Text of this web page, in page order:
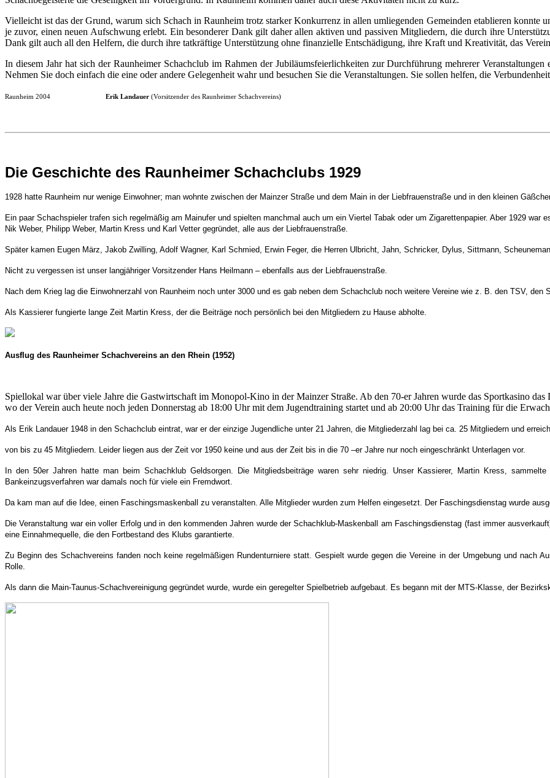
Vielleicht ist das der Grund, warum sich Schach in Raunheim trotz starker Konkurrenz in allen umliegenden Gemeinden etablieren konnte
je zuvor, einen neuen Aufschwung erlebt. Ein besonderer Dank gilt daher allen aktiven und passiven Mitgliedern, die durch ihre
Dank gilt auch all den Helfern, die durch ihre tatkräftige Unterstützung ohne finanzielle Entschädigung, ihre Kraft und Kreativität, das
In diesem Jahr hat sich der Raunheimer Schachclub im Rahmen der Jubiläumsfeierlichkeiten zur Durchführung mehrerer
Nehmen Sie doch einfach die eine oder andere Gelegenheit wahr und besuchen Sie die Veranstaltungen. Sie sollen helfen, die
Raunheim 2004 Erik Landauer (Vorsitzender des Raunheimer Schachvereins)
Die Geschichte des Raunheimer Schachclubs 1929
1928 hatte Raunheim nur wenige Einwohner; man wohnte zwischen der Mainzer Straße und dem Main in der Liebfrauenstraße und in den kleinen
Ein paar Schachspieler trafen sich regelmäßig am Mainufer und spielten manchmal auch um ein Viertel Tabak oder um Zigarettenpapier. Aber 1929 war
Nik Weber, Philipp Weber, Martin Kress und Karl Vetter gegründet, alle aus der Liebfrauenstraße.
Später kamen Eugen März, Jakob Zwilling, Adolf Wagner, Karl Schmied, Erwin Feger, die Herren Ulbricht, Jahn, Schricker, Dylus, Sittmann,
Nicht zu vergessen ist unser langjähriger Vorsitzender Hans Heilmann – ebenfalls aus der Liebfrauenstraße.
Nach dem Krieg lag die Einwohnerzahl von Raunheim noch unter 3000 und es gab neben dem Schachclub noch weitere Vereine wie z. B. den TSV, den
Als Kassierer fungierte lange Zeit Martin Kress, der die Beiträge noch persönlich bei den Mitgliedern zu Hause abholte.
Ausflug des Raunheimer Schachvereins an den Rhein (1952)
Spiellokal war über viele Jahre die Gastwirtschaft im Monopol-Kino in der Mainzer Straße. Ab den 70-er Jahren wurde das Sportkasino
wo der Verein auch heute noch jeden Donnerstag ab 18:00 Uhr mit dem Jugendtraining startet und ab 20:00 Uhr das Training für die
Als Erik Landauer 1948 in den Schachclub eintrat, war er der einzige Jugendliche unter 21 Jahren, die Mitgliederzahl lag bei ca. 25 Mitgliedern und
von bis zu 45 Mitgliedern. Leider liegen aus der Zeit vor 1950 keine und aus der Zeit bis in die 70 –er Jahre nur noch eingeschränkt Unterlagen vor.
In den 50er Jahren hatte man beim Schachklub Geldsorgen. Die Mitgliedsbeiträge waren sehr niedrig. Unser Kassierer, Martin Kress,
Bankeinzugsverfahren war damals noch für viele ein Fremdwort.
Da kam man auf die Idee, einen Faschingsmaskenball zu veranstalten. Alle Mitglieder wurden zum Helfen eingesetzt. Der Faschingsdienstag wurde
Die Veranstaltung war ein voller Erfolg und in den kommenden Jahren wurde der Schachklub-Maskenball am Faschingsdienstag (fast immer
eine Einnahmequelle, die den Fortbestand des Klubs garantierte.
Zu Beginn des Schachvereins fanden noch keine regelmäßigen Rundenturniere statt. Gespielt wurde gegen die Vereine in der Umgebung und nach
Rolle.
Als dann die Main-Taunus-Schachvereinigung gegründet wurde, wurde ein geregelter Spielbetrieb aufgebaut. Es begann mit der MTS-Klasse, der